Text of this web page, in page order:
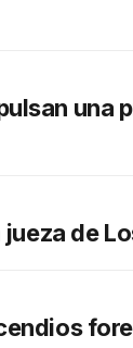
una
de